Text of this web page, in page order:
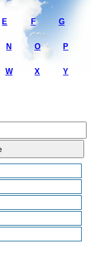
E F G
N O P
W X Y